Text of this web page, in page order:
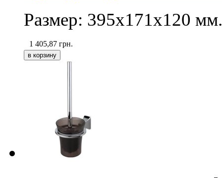
Размер: 395х171х120 мм.
1 405,87 грн.